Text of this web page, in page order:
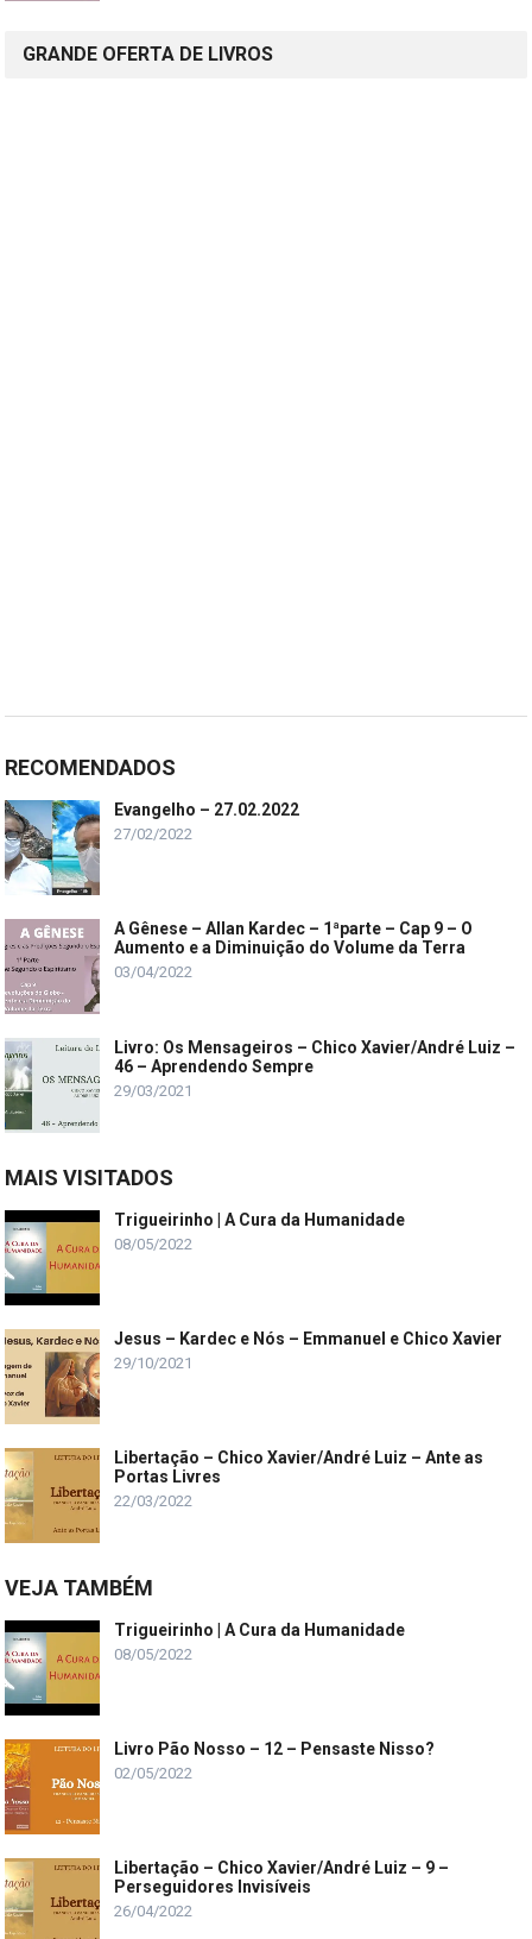
GRANDE OFERTA DE LIVROS
RECOMENDADOS
Evangelho – 27.02.2022
27/02/2022
A Gênese – Allan Kardec – 1ªparte – Cap 9 – O
Aumento e a Diminuição do Volume da Terra
03/04/2022
Livro: Os Mensageiros – Chico Xavier/André Luiz –
46 – Aprendendo Sempre
29/03/2021
MAIS VISITADOS
Trigueirinho | A Cura da Humanidade
08/05/2022
Jesus – Kardec e Nós – Emmanuel e Chico Xavier
29/10/2021
Libertação – Chico Xavier/André Luiz – Ante as
Portas Livres
22/03/2022
VEJA TAMBÉM
Trigueirinho | A Cura da Humanidade
08/05/2022
Livro Pão Nosso – 12 – Pensaste Nisso?
02/05/2022
Libertação – Chico Xavier/André Luiz – 9 –
Perseguidores Invisíveis
26/04/2022